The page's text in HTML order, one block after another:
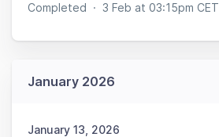
Completed · 3 Feb at 03:15pm CET
January 2026
January 13, 2026